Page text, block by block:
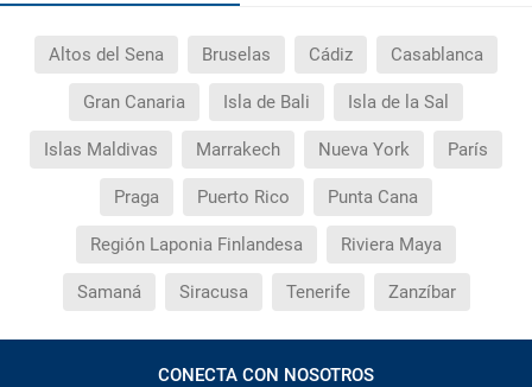
Altos del Sena Bruselas Cádiz Casablanca
Gran Canaria Isla de Bali Isla de la Sal
Islas Maldivas Marrakech Nueva York París
Praga Puerto Rico Punta Cana
Región Laponia Finlandesa Riviera Maya
Samaná Siracusa Tenerife Zanzíbar
CONECTA CON NOSOTROS